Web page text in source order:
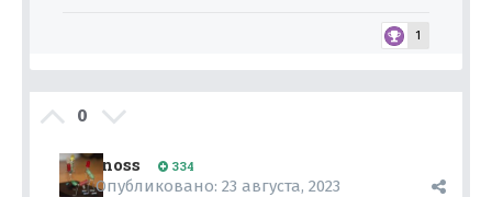
1
0
noss 334
Опубликовано: 23 августа, 2023